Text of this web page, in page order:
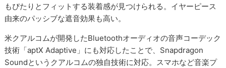
もぴたりとフィットする装着感が見つけられる。イヤーピース
由来のパッシブな遮音効果も高い。
米クアルコムが開発したBluetoothオーディオの音声コーデック
技術「aptX Adaptive」にも対応したことで、Snapdragon
Soundというクアルコムの独自技術に対応。スマホなど音楽プ